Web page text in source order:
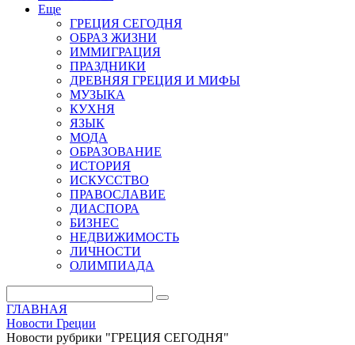
Еще
ГРЕЦИЯ СЕГОДНЯ
ОБРАЗ ЖИЗНИ
ИММИГРАЦИЯ
ПРАЗДНИКИ
ДРЕВНЯЯ ГРЕЦИЯ И МИФЫ
МУЗЫКА
КУХНЯ
ЯЗЫК
МОДА
ОБРАЗОВАНИЕ
ИСТОРИЯ
ИСКУССТВО
ПРАВОСЛАВИЕ
ДИАСПОРА
БИЗНЕС
НЕДВИЖИМОСТЬ
ЛИЧНОСТИ
ОЛИМПИАДА
ГЛАВНАЯ
Новости Греции
Новости рубрики "ГРЕЦИЯ СЕГОДНЯ"